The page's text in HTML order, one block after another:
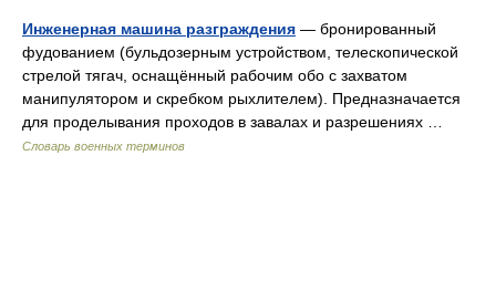
Инженерная машина разграждения — бронированный
фудованием (бульдозерным устройством, телескопической
стрелой тягач, оснащённый рабочим обо с захватом
манипулятором и скребком рыхлителем). Предназначается
для проделывания проходов в завалах и разрешениях …
Словарь военных терминов